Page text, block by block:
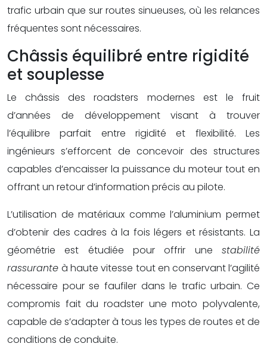
trafic urbain que sur routes sinueuses, où les relances
fréquentes sont nécessaires.
Châssis équilibré entre rigidité
et souplesse
Le châssis des roadsters modernes est le fruit
d’années de développement visant à trouver
l’équilibre parfait entre rigidité et flexibilité. Les
ingénieurs s’efforcent de concevoir des structures
capables d’encaisser la puissance du moteur tout en
offrant un retour d’information précis au pilote.
L’utilisation de matériaux comme l’aluminium permet
d’obtenir des cadres à la fois légers et résistants. La
géométrie est étudiée pour offrir une stabilité
rassuranteà haute vitesse tout en conservant l’agilité
nécessaire pour se faufiler dans le trafic urbain. Ce
compromis fait du roadster une moto polyvalente,
capable de s’adapter à tous les types de routes et de
conditions de conduite.